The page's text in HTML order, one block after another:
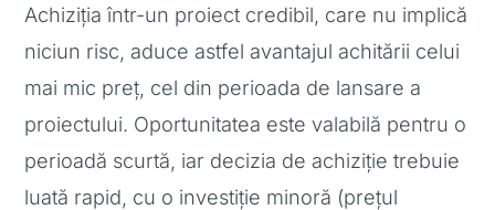
Achiziția într-un proiect credibil, care nu implică
niciun risc, aduce astfel avantajul achitării celui
mai mic preț, cel din perioada de lansare a
proiectului. Oportunitatea este valabilă pentru o
perioadă scurtă, iar decizia de achiziție trebuie
luată rapid, cu o investiție minoră (prețul